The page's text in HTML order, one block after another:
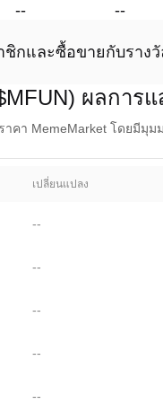
-- --
กและซื้อขายกับรางวั
ผลการ
าคา MemeMarket โดยมีมุ
เปลี่ยนแปลง
--
--
--
--
--